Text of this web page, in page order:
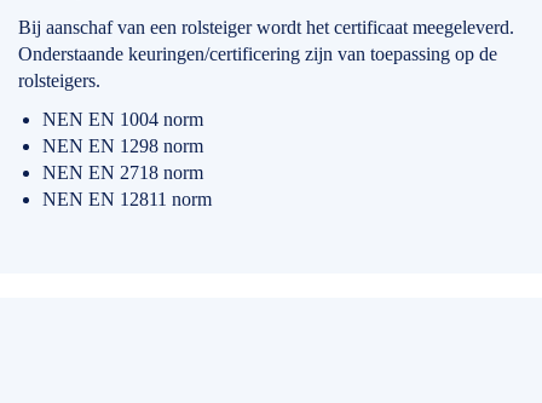
Bij aanschaf van een rolsteiger wordt het certificaat meegeleverd.
Onderstaande keuringen/certificering zijn van toepassing op de
rolsteigers.
NEN EN 1004 norm
NEN EN 1298 norm
NEN EN 2718 norm
NEN EN 12811 norm